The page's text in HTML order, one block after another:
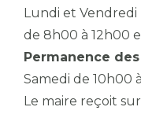
Lundi et Vendredi
de 8h00 à 12h00
Permanence
Samedi de 10h00
Le maire reçoit